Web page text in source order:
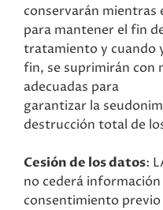
conservarán
para mantener el fin
tratamiento y cuando
fin, se suprimirán con
adecuadas para
garantizar la
destrucción total de
Cesión de los datos:
no cederá
consentimiento previo